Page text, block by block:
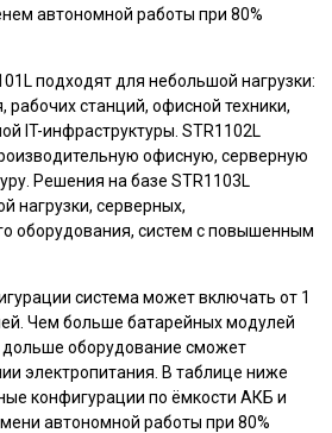
автономной работы при 80%
подходят для небольшой нагрузки:
рабочих станций, офисной техники,
IT-инфраструктуры. STR1102L
офисную, серверную
Решения на базе STR1103L
нагрузки, серверных,
оборудования, систем с повышенным
система может включать от 1
Чем больше батарейных модулей
дольше оборудование сможет
электропитания. В таблице ниже
конфигурации по ёмкости АКБ и
автономной работы при 80%